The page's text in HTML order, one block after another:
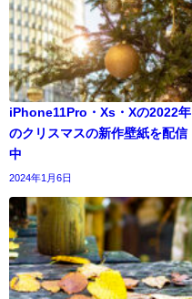
iPhone11Pro・Xs・Xの2022年
のクリスマスの新作壁紙を配信
中
2024年1月6日